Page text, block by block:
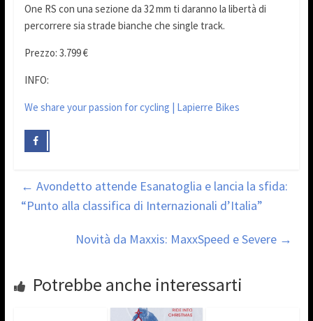
One RS con una sezione da 32 mm ti daranno la libertà di
percorrere sia strade bianche che single track.
Prezzo: 3.799 €
INFO:
We share your passion for cycling | Lapierre Bikes
← Avondetto attende Esanatoglia e lancia la sfida:
“Punto alla classifica di Internazionali d’Italia”
Novità da Maxxis: MaxxSpeed e Severe →
Potrebbe anche interessarti